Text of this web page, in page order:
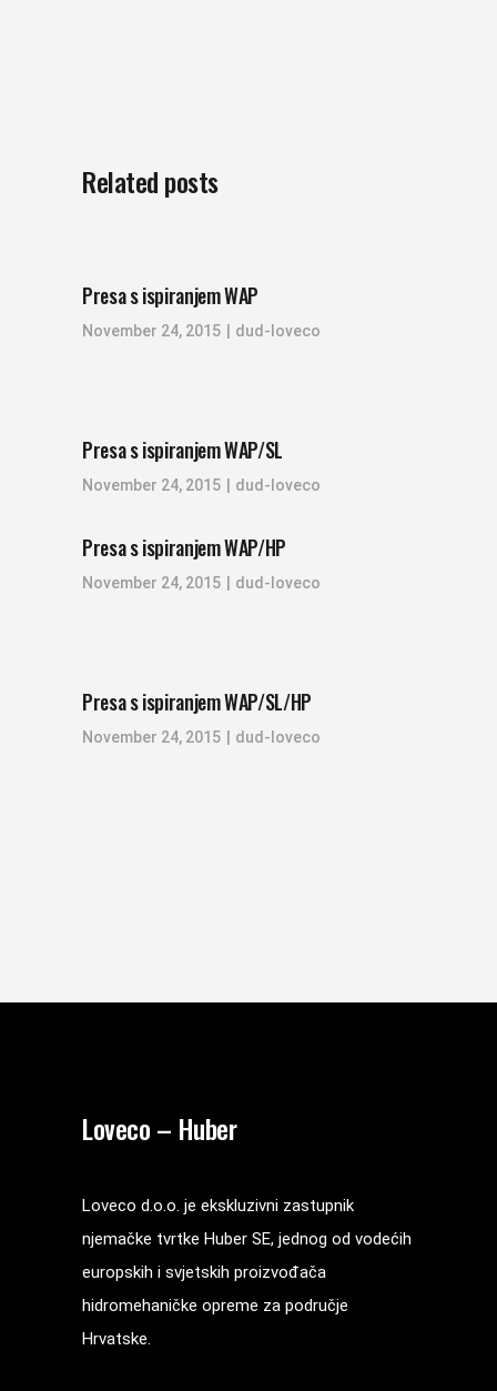
Related posts
Presa s ispiranjem WAP
November 24, 2015 dud-loveco
Presa s ispiranjem WAP/SL
November 24, 2015 dud-loveco
Presa s ispiranjem WAP/HP
November 24, 2015 dud-loveco
Presa s ispiranjem WAP/SL/HP
November 24, 2015 dud-loveco
Loveco – Huber
Loveco d.o.o. je ekskluzivni zastupnik
njemačke tvrtke Huber SE, jednog od vodećih
europskih i svjetskih proizvođača
hidromehaničke opreme za područje
Hrvatske.